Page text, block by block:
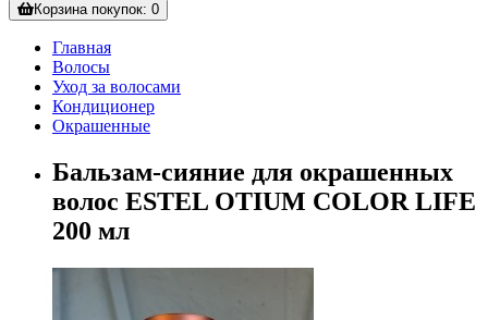
Корзинапокупок: 0
Главная
Волосы
Уход за волосами
Кондиционер
Окрашенные
Бальзам-сияние для окрашенных
волос ESTEL OTIUM COLOR LIFE
200 мл